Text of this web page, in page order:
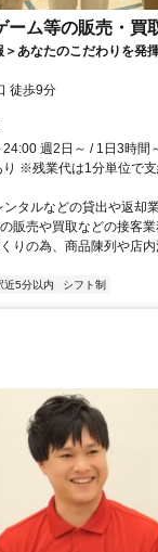
ーム等の販売・買
＞あなたのこだわりを発
徒歩9分
週2日～ / 1日3時
※残業代は1分単位で
タルなどの貸出や返却
販売や買取などの接客
りの為、商品陳列や店
近5分以内 シフト制